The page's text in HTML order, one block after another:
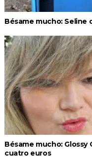
Bésame mucho: Seline
Bésame mucho: Glossy
cuatro euros